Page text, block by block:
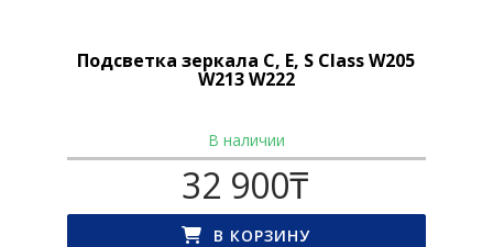
Подсветка зеркала C, E, S Class W205
W213 W222
В наличии
32 900₸
В КОРЗИНУ